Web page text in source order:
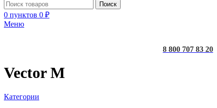
Поиск
0 пунктов 0 ₽
Меню
8 800 707 83 20
Vector M
Категории